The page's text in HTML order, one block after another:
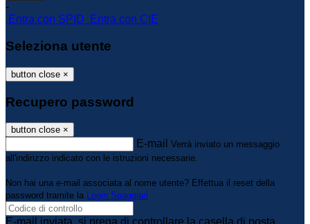
-
Entra con SPID
Entra con CIE
Seleziona utente
button close ×
Recupero password
button close ×
E-mail Verrà inviato un messaggio
all'indirizzo indicato con le istruzioni necessarie.
Non hai una e-mail associata al nome utente? Effettua il reset della
password tramite la Login Spaggiari